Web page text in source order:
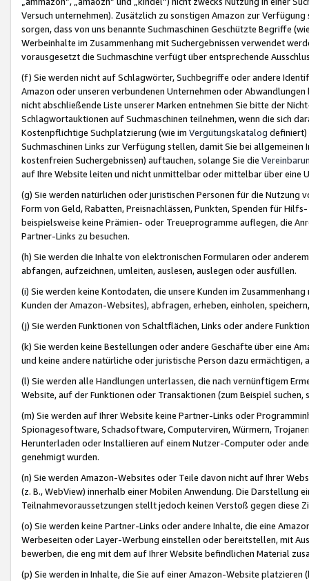
Versuch unternehmen). Zusätzlich zu sonstigen Amazon zur
sorgen, dass von uns benannte Suchmaschinen Geschützte Begriffe
Werbeinhalte im Zusammenhang mit Suchergebnissen verwendet
vorausgesetzt die Suchmaschine verfügt über entsprechende
(f) Sie werden nicht auf Schlagwörter, Suchbegriffe oder andere
Amazon oder unseren verbundenen Unternehmen oder
nicht abschließende Liste unserer Marken entnehmen Sie bitte der
Schlagwortauktionen auf Suchmaschinen teilnehmen, wenn die sich
Kostenpflichtige Suchplatzierung (wie im Vergütungskatalog definiert)
Suchmaschinen Links zur Verfügung stellen, damit Sie bei
kostenfreien Suchergebnissen) auftauchen, solange Sie die
auf Ihre Website leiten und nicht unmittelbar oder mittelbar über eine
(g) Sie werden natürlichen oder juristischen Personen für die Nutzung
Form von Geld, Rabatten, Preisnachlässen, Punkten, Spenden für
beispielsweise keine Prämien- oder Treueprogramme auflegen, die
Partner-Links zu besuchen.
(h) Sie werden die Inhalte von elektronischen Formularen oder
abfangen, aufzeichnen, umleiten, auslesen, auslegen oder ausfüllen.
(i) Sie werden keine Kontodaten, die unsere Kunden im
Kunden der Amazon-Websites), abfragen, erheben, einholen,
(j) Sie werden Funktionen von Schaltflächen, Links oder andere
(k) Sie werden keine Bestellungen oder andere Geschäfte über eine
und keine andere natürliche oder juristische Person dazu
(l) Sie werden alle Handlungen unterlassen, die nach vernünftigem
Website, auf der Funktionen oder Transaktionen (zum Beispiel
(m) Sie werden auf Ihrer Website keine Partner-Links oder
Spionagesoftware, Schadsoftware, Computerviren, Würmern,
Herunterladen oder Installieren auf einem Nutzer-Computer oder
genehmigt wurden.
(n) Sie werden Amazon-Websites oder Teile davon nicht auf Ihrer
(z. B., WebView) innerhalb einer Mobilen Anwendung. Die Darstellung
Teilnahmevoraussetzungen stellt jedoch keinen Verstoß gegen diese
(o) Sie werden keine Partner-Links oder andere Inhalte, die eine
Werbeseiten oder Layer-Werbung einstellen oder bereitstellen, mit
bewerben, die eng mit dem auf Ihrer Website befindlichen Material
(p) Sie werden in Inhalte, die Sie auf einer Amazon-Website